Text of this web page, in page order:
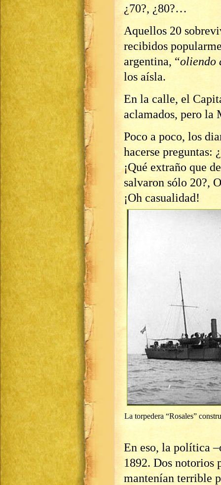
¿70?, ¿80?…
Aquellos 20
recibidos
argentina, “oliendo
los aísla.
En la calle, el
aclamados, pero la
Poco a poco, los
hacerse preguntas:
¡Qué extraño que
salvaron sólo 20?,
¡Oh casualidad!
La torpedera “Rosales”
En eso, la política
1892. Dos notorios
mantenían terrible